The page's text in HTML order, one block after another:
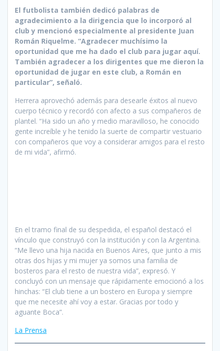
El futbolista también dedicó palabras de
agradecimiento a la dirigencia que lo incorporó al
club y mencionó especialmente al presidente Juan
Román Riquelme. “Agradecer muchísimo la
oportunidad que me ha dado el club para jugar aquí.
También agradecer a los dirigentes que me dieron la
oportunidad de jugar en este club, a Román en
particular”, señaló.
Herrera aprovechó además para desearle éxitos al nuevo
cuerpo técnico y recordó con afecto a sus compañeros de
plantel. “Ha sido un año y medio maravilloso, he conocido
gente increíble y he tenido la suerte de compartir vestuario
con compañeros que voy a considerar amigos para el resto
de mi vida”, afirmó.
En el tramo final de su despedida, el español destacó el
vínculo que construyó con la institución y con la Argentina.
“Me llevo una hija nacida en Buenos Aires, que junto a mis
otras dos hijas y mi mujer ya somos una familia de
bosteros para el resto de nuestra vida”, expresó. Y
concluyó con un mensaje que rápidamente emocionó a los
hinchas: “El club tiene a un bostero en Europa y siempre
que me necesite ahí voy a estar. Gracias por todo y
aguante Boca”.
La Prensa